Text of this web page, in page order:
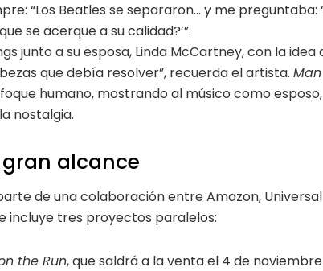
“Los Beatles se separaron… y me preguntaba:
se acerque a su calidad?’”.
junto a su esposa, Linda McCartney, con la idea
que debía resolver”, recuerda el artista.
humano, mostrando al músico como esposo,
nostalgia.
alcance
de una colaboración entre Amazon, Universal
incluye tres proyectos paralelos:
the Run, que saldrá a la venta el 4 de